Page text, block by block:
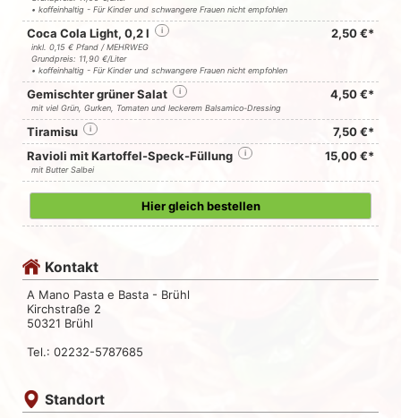
• koffeinhaltig - Für Kinder und schwangere Frauen nicht empfohlen
Coca Cola Light, 0,2 l i 2,50 €*
inkl. 0,15 € Pfand / MEHRWEG
Grundpreis: 11,90 €/Liter
• koffeinhaltig - Für Kinder und schwangere Frauen nicht empfohlen
Gemischter grüner Salat i 4,50 €*
mit viel Grün, Gurken, Tomaten und leckerem Balsamico-Dressing
Tiramisu i
7,50 €*
Ravioli mit Kartoffel-Speck-Füllung
i 15,00 €*
mit Butter Salbei
Hier gleich bestellen
Kontakt
A Mano Pasta e Basta - Brühl
Kirchstraße 2
50321 Brühl
Tel.: 02232-5787685
Standort